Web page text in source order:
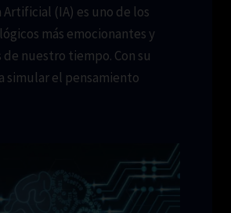
(IA) es uno de los
más emocionantes y
nuestro tiempo. Con su
simular el pensamiento